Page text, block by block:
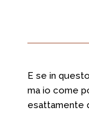
E se in
ma io come
esattamente